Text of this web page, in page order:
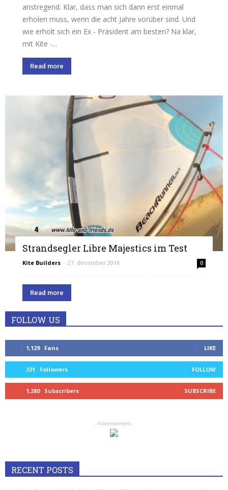
anstregend. Klar, dass man sich dann erst einmal
erholen muss, wenn die acht Jahre vorüber sind. Und
wie erholt sich ein Ex - Präsident am besten? Na klar,
mit Kite -...
Read more
Strandsegler Libre Majestics im Test
Kite Builders - 27. december 2016 0
Read more
FOLLOW US
1,129 Fans LIKE
221 Followers FOLLOW
1,280 Subscribers SUBSCRIBE
- Advertisement -
RECENT POSTS